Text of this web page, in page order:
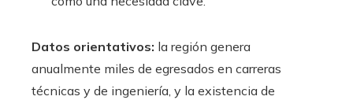
Datos orientativos: la región genera
anualmente miles de egresados en carreras
técnicas y de ingeniería, y la existencia de